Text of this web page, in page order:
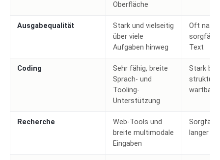
Oberfläche
Ausgabequalität
Stark und vielseitig
über viele
Aufgaben hinweg
Oft
Text
Coding
Sehr fähig, breite
Sprach- und
Tooling-
Unterstützung
Stark bei
Recherche
Web-Tools und
breite multimodale
Eingaben
langer